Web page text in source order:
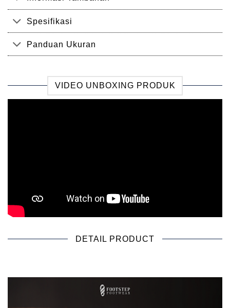
Spesifikasi
Panduan Ukuran
VIDEO UNBOXING PRODUK
DETAIL PRODUCT